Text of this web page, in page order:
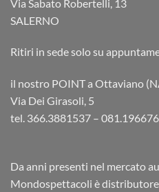
Via Sabato Robertelli, 13
SALERNO
Ritiri in sede solo su
il nostro POINT a Ottaviano
Via Dei Girasoli, 5
tel. 366.3881537 –
Da anni presenti nel mercato
Mondospettacoli è